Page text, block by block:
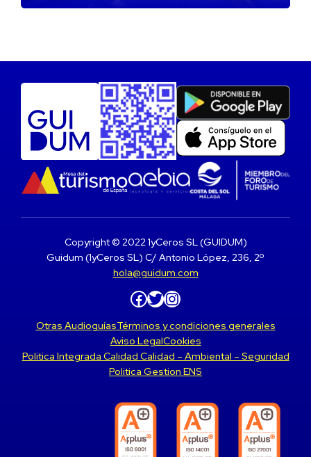
Copyright © 2022 1yCeros SL (GUIDUM)
Guidum (1yCeros SL) C/ Antonio López, 236, 2º
hola@guidum.com
Facebook Twitter Instagram
Otras AudioguíasTérminos y condiciones generales
Aviso LegalCookies
Politica Integrada Calidad Calidad – Ambiental – Seguridad
Politica Gestion ENS